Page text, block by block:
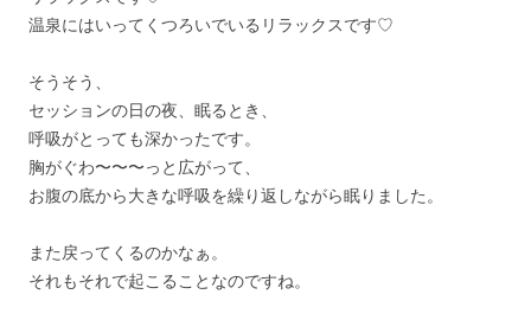
温泉にはいってくつろいでいるリラックスです♡
そうそう、
セッションの日の夜、眠るとき、
呼吸がとっても深かったです。
胸がぐわ〜〜〜っと広がって、
お腹の底から大きな呼吸を繰り返しながら眠りました。
また戻ってくるのかなぁ。
それもそれで起こることなのですね。